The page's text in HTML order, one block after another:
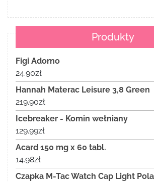
Produkty
Figi Adorno
24.90zł
Hannah Materac Leisure 3,8 Green
219.90zł
Icebreaker - Komin wełniany
129.99zł
Acard 150 mg x 60 tabl.
14.98zł
Czapka M-Tac Watch Cap Light